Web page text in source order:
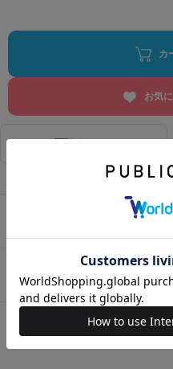
カ
お気
相談する
アイテム説明
パンツ
スラックス
SEAWOOLツイルエバークリースストレー